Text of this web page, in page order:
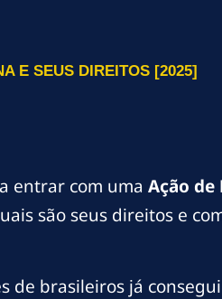
E SEUS DIREITOS [2025]
entrar com uma Ação
são seus direitos e
de brasileiros já